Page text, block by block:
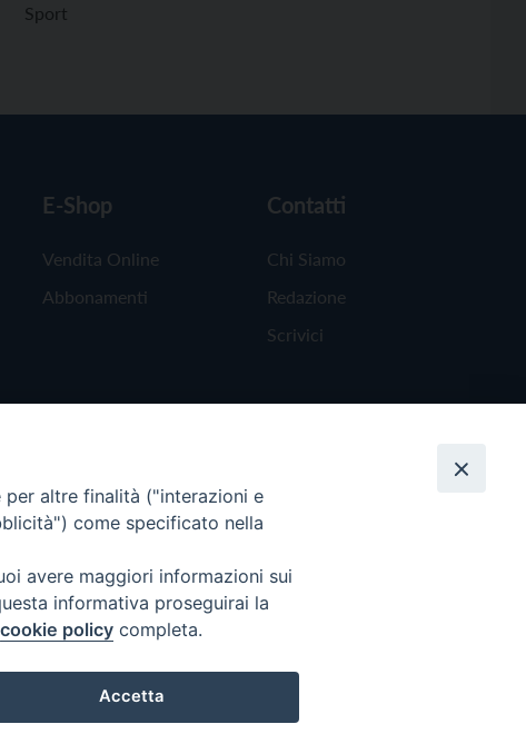
Sport
E-Shop
Vendita Online
Abbonamenti
Contatti
Chi Siamo
Redazione
Scrivici
altre finalità ("interazioni e
come specificato nella
avere maggiori informazioni sui
informativa proseguirai la
cookie policy completa.
Accetta